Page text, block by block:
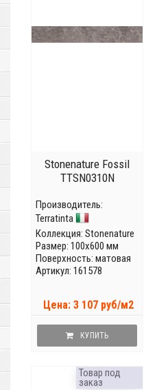
Stonenature Fossil
TTSN0310N
Производитель:
Terratinta
Коллекция: Stonenature
Размер: 100x600 мм
Поверхность: матовая
Артикул: 161578
Цена: 3 107 руб/м2
КУПИТЬ
Товар под
заказ